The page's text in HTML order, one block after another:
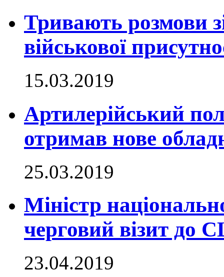
Тривають розмови
військової
15.03.2019
Артилерійський
отримав нове
25.03.2019
Міністр
черговий візит до
23.04.2019